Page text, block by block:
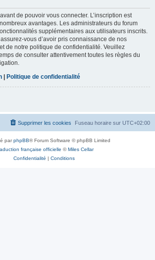
de pouvoir vous connecter. L’inscription est
avantages. Les administrateurs du forum
supplémentaires aux utilisateurs inscrits.
vous d’avoir pris connaissance de nos
de notre politique de confidentialité. Veuillez
de consulter attentivement toutes les règles du
| Politique de confidentialité
Fuseau horaire sur UTC+02:00
Supprimer les cookies
parphpBB® Forum Software © phpBB Limited
française officielle ©Miles Cellar
Confidentialité | Conditions